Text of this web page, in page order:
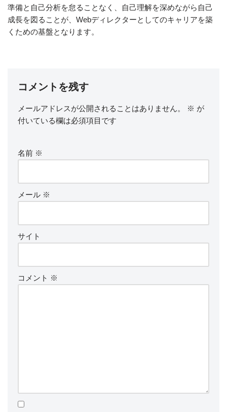
準備と自己分析を怠ることなく、自己理解を深めながら自己
成長を図ることが、Webディレクターとしてのキャリアを築
くための基盤となります。
コメントを残す
メールアドレスが公開されることはありません。 ※ が
付いている欄は必須項目です
名前 ※
メール ※
サイト
コメント ※